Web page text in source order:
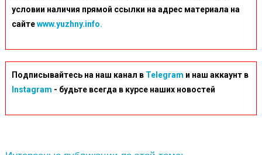
условии наличия прямой ссылки на адрес материала на
сайтеwww.yuzhny.info.
Подписывайтесь на наш канал в Telegram и наш аккаунт в
Instagram - будьте всегда в курсе наших новостей